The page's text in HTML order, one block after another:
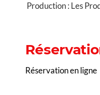
Production : Les
Réservation en ligne